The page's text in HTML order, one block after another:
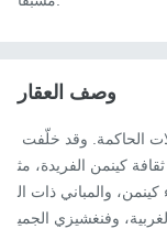
وصف العقار
كينمن الفريدة، مث
والمباني ذات ال
وفنغشيزي الجمي